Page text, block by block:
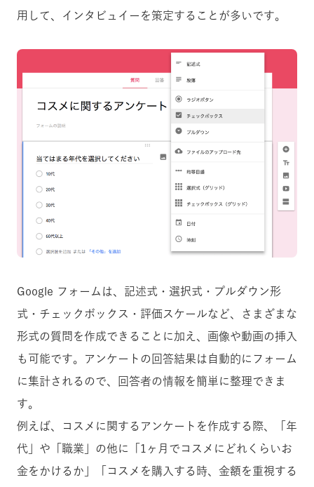
用して、インタビュイーを策定することが多いです。
Google フォームは、記述式・選択式・プルダウン形
式・チェックボックス・評価スケールなど、さまざまな
形式の質問を作成できることに加え、画像や動画の挿入
も可能です。アンケートの回答結果は自動的にフォーム
に集計されるので、回答者の情報を簡単に整理できま
す。
例えば、コスメに関するアンケートを作成する際、「年
代」や「職業」の他に「1ヶ月でコスメにどれくらいお
金をかけるか」「コスメを購入する時、金額を重視する